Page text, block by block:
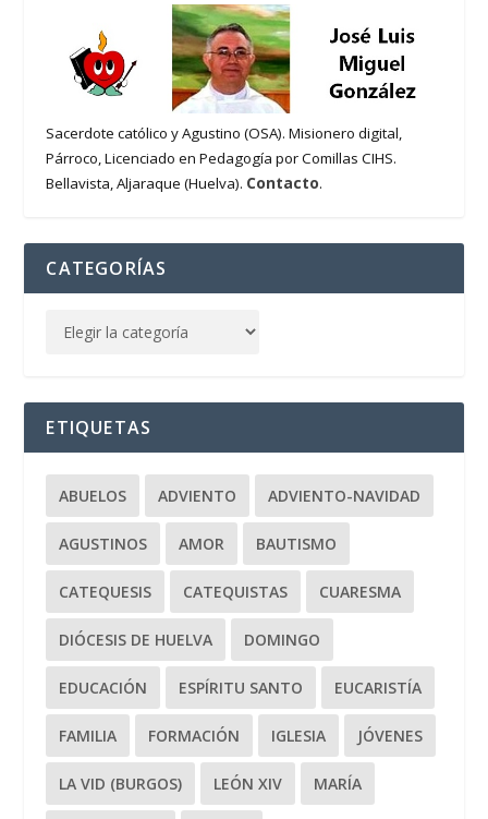
Sacerdote católico y Agustino (OSA). Misionero digital,
Párroco, Licenciado en Pedagogía por Comillas CIHS.
Bellavista, Aljaraque (Huelva). Contacto.
CATEGORÍAS
ETIQUETAS
ABUELOS ADVIENTO ADVIENTO-NAVIDAD
AGUSTINOS AMOR BAUTISMO
CATEQUESIS CATEQUISTAS CUARESMA
DIÓCESIS DE HUELVA DOMINGO
EDUCACIÓN ESPÍRITU SANTO EUCARISTÍA
FAMILIA FORMACIÓN IGLESIA JÓVENES
LA VID (BURGOS) LEÓN XIV MARÍA